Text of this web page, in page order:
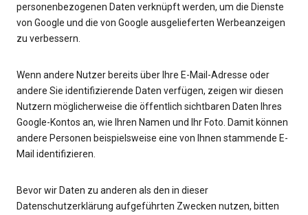
personenbezogenen Daten verknüpft werden, um die Dienste
von Google und die von Google ausgelieferten Werbeanzeigen
zu verbessern.
Wenn andere Nutzer bereits über Ihre E-Mail-Adresse oder
andere Sie identifizierende Daten verfügen, zeigen wir diesen
Nutzern möglicherweise die öffentlich sichtbaren Daten Ihres
Google-Kontos an, wie Ihren Namen und Ihr Foto. Damit können
andere Personen beispielsweise eine von Ihnen stammende E-
Mail identifizieren.
Bevor wir Daten zu anderen als den in dieser
Datenschutzerklärung aufgeführten Zwecken nutzen, bitten